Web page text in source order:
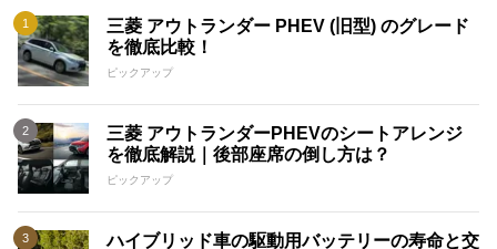
三菱 アウトランダー PHEV (旧型) のグレード
を徹底比較！
ピックアップ
三菱 アウトランダーPHEVのシートアレンジ
を徹底解説｜後部座席の倒し方は？
ピックアップ
ハイブリッド車の駆動用バッテリーの寿命と交